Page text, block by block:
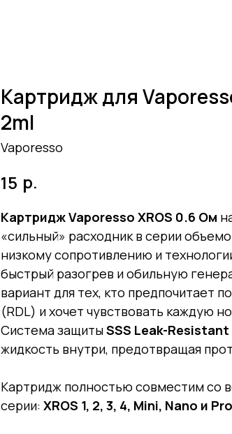
Картридж для
2ml
Vaporesso
15 р.
Картридж Vaporesso XROS 0.6 Ом
«сильный» расходник в серии
низкому сопротивлению и
быстрый разогрев и обильную
вариант для тех, кто предпочитает
(RDL) и хочет чувствовать каждую
Система защитыSSS Leak-Resistant
жидкость внутри, предотвращая
Картридж полностью совместим со
серии: XROS 1, 2, 3, 4, Mini, Nano и Pro